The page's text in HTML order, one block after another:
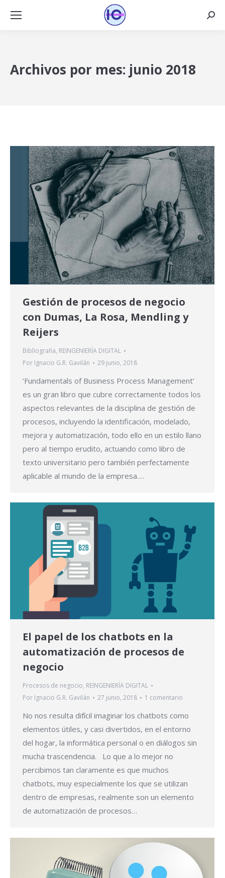
Archivos por mes: junio 2018
Gestión de procesos de negocio
con Dumas, La Rosa, Mendling y
Reijers
Bibliografia, REINGENIERÍA DIGITAL
Por Ignacio G.R. Gavilán 29 junio, 2018
‘Fundamentals of Business Process Management‘
es un gran libro que cubre correctamente todos los
aspectos relevantes de la disciplina de gestión de
procesos, incluyendo la identificación, modelado,
mejora y automatización, todo ello en un estilo llano
pero al tiempo erudito, actuando como libro de
texto universitario pero también perfectamente
aplicable al mundo de la empresa.…
El papel de los chatbots en la
automatización de procesos de
negocio
Procesos de negocio, REINGENIERÍA DIGITAL
Por Ignacio G.R. Gavilán 27 junio, 2018 1 comentario
No nos resulta difícil imaginar los chatbots como
elementos útiles, y casi divertidos, en el entorno
del hogar, la informática personal o en diálogos sin
mucha trascendencia. Lo que a lo mejor no
percibimos tan claramente es que muchos
chatbots, muy especialmente los que se utilizan
dentro de empresas, realmente son un elemento
de automatización de procesos…